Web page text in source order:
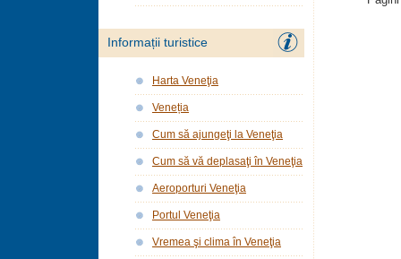
Informații turistice
Harta Veneţia
Veneția
Cum să ajungeţi la Veneţia
Cum să vă deplasaţi în Veneţia
Aeroporturi Veneţia
Portul Veneţia
Vremea şi clima în Veneţia